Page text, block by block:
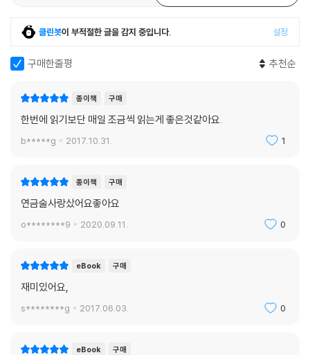
클린봇이 부적절한 글을 감지 중입니다. 설정
구매한줄평 추천순
종이책 구매
한번에 읽기보단 매일 조금씩 읽는게 좋은것같아요.
b*****g 2017.10.31. 1
종이책 구매
연금술사랑샀어요좋아요
o********9 2020.09.11. 0
eBook 구매
재미있어요,
s********g 2017.06.03. 0
eBook 구매